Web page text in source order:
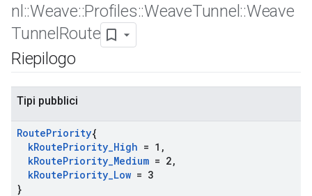
nl ::Weave::Profiles::WeaveTunnel ::Weave
Tunnel Route
Riepilogo
Tipi pubblici
RoutePriority{
kRoutePriority_High = 1 ,
kRoutePriority_Medium = 2,
kRoutePriority_Low = 3
}